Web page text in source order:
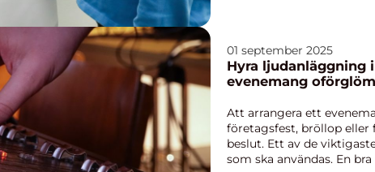
01 september 2025
Hyra ljudanläggning
evenemang
Att arrangera ett
företagsfest, bröllop eller
beslut. Ett av de
som ska användas. En bra